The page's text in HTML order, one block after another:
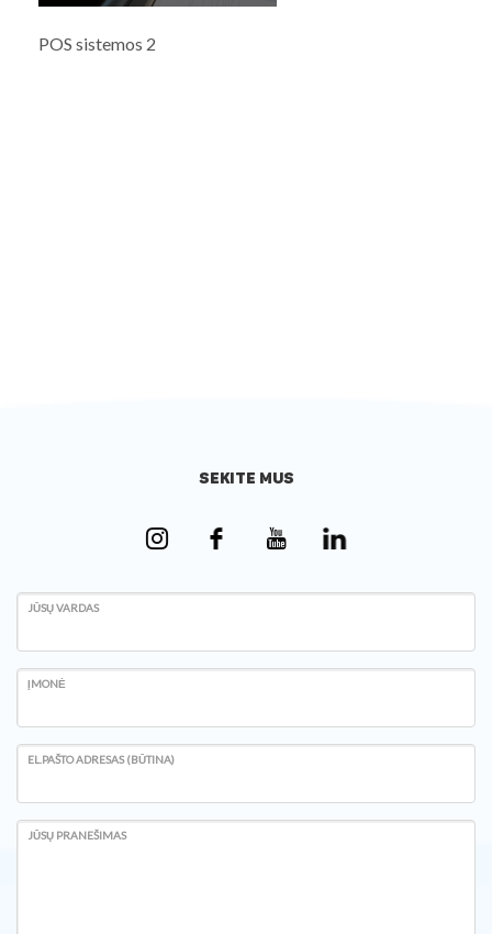
POS sistemos 2
SEKITE MUS
JŪSŲ VARDAS
ĮMONĖ
EL.PAŠTO ADRESAS (BŪTINA)
JŪSŲ PRANEŠIMAS